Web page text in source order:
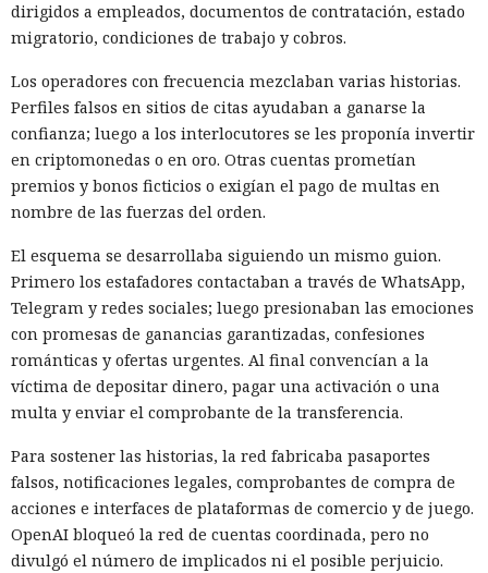
dirigidos a empleados, documentos de contratación, estado
migratorio, condiciones de trabajo y cobros.
Los operadores con frecuencia mezclaban varias historias.
Perfiles falsos en sitios de citas ayudaban a ganarse la
confianza; luego a los interlocutores se les proponía invertir
en criptomonedas o en oro. Otras cuentas prometían
premios y bonos ficticios o exigían el pago de multas en
nombre de las fuerzas del orden.
El esquema se desarrollaba siguiendo un mismo guion.
Primero los estafadores contactaban a través de WhatsApp,
Telegram y redes sociales; luego presionaban las emociones
con promesas de ganancias garantizadas, confesiones
románticas y ofertas urgentes. Al final convencían a la
víctima de depositar dinero, pagar una activación o una
multa y enviar el comprobante de la transferencia.
Para sostener las historias, la red fabricaba pasaportes
falsos, notificaciones legales, comprobantes de compra de
acciones e interfaces de plataformas de comercio y de juego.
OpenAI bloqueó la red de cuentas coordinada, pero no
divulgó el número de implicados ni el posible perjuicio.